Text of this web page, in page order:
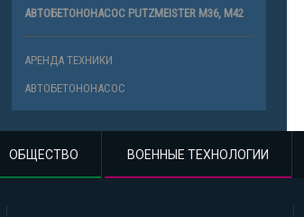
ОБЩЕСТВО ВОЕННЫЕ ТЕХНОЛОГИИ